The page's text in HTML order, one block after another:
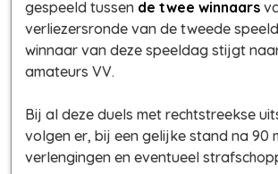
gespeeld tussen de twee winnaars
verliezersronde van de tweede
winnaar van deze speeldag stijgt
amateurs VV.
Bij al deze duels met rechtstreekse
volgen er, bij een gelijke stand na 90
verlengingen en eventueel